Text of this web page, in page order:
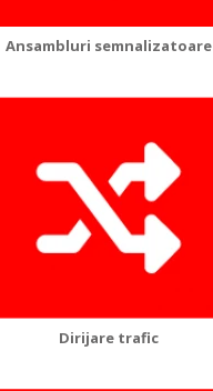
Ansambluri semnalizatoare
Dirijare trafic